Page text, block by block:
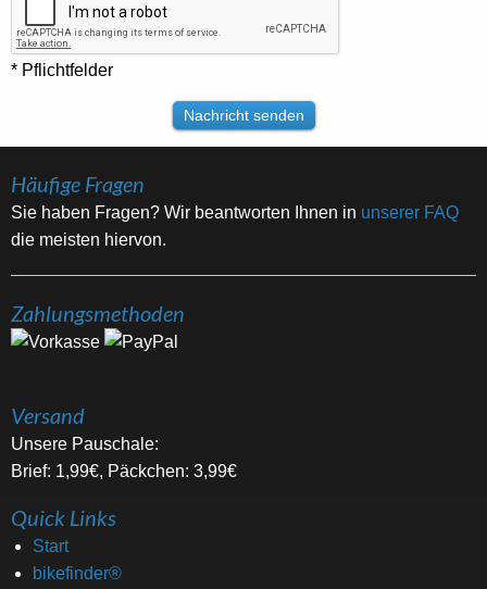
* Pflichtfelder
Häufige Fragen
Sie haben Fragen? Wir beantworten Ihnen in unserer FAQ
die meisten hiervon.
Zahlungsmethoden
Versand
Unsere Pauschale:
Brief: 1,99€, Päckchen: 3,99€
Quick Links
Start
bikefinder®